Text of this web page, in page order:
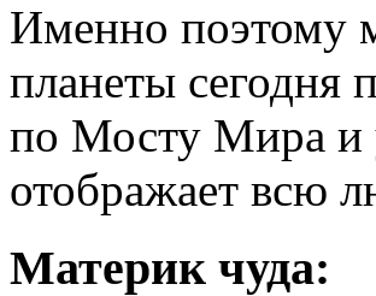
Именно поэтому
планеты сегодня
по Мосту Мира и
отображает всю
Материк чуда: